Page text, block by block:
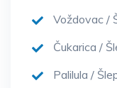
Voždovac /
Čukarica /
Palilula /